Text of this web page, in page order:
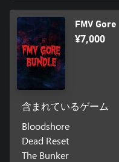
FMV Gore
¥7,000
含まれているゲーム
Bloodshore
Dead Reset
The Bunker